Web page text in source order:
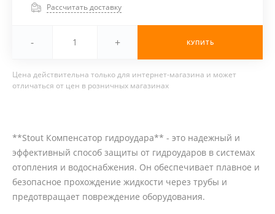
Рассчитать доставку
- + КУПИТЬ
Цена действительна только для интернет-магазина и может
отличаться от цен в розничных магазинах
**Stout Компенсатор гидроудара** - это надежный и
эффективный способ защиты от гидроударов в системах
отопления и водоснабжения. Он обеспечивает плавное и
безопасное прохождение жидкости через трубы и
предотвращает повреждение оборудования.